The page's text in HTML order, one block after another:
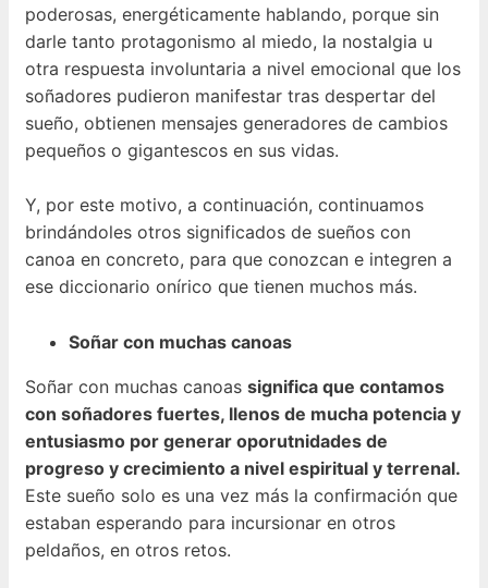
poderosas, energéticamente hablando, porque sin
darle tanto protagonismo al miedo, la nostalgia u
otra respuesta involuntaria a nivel emocional que los
soñadores pudieron manifestar tras despertar del
sueño, obtienen mensajes generadores de cambios
pequeños o gigantescos en sus vidas.
Y, por este motivo, a continuación, continuamos
brindándoles otros significados de sueños con
canoa en concreto, para que conozcan e integren a
ese diccionario onírico que tienen muchos más.
Soñar con muchas canoas
Soñar con muchas canoas significa que contamos
con soñadores fuertes, llenos de mucha potencia y
entusiasmo por generar oporutnidades de
progreso y crecimiento a nivel espiritual y terrenal.
Este sueño solo es una vez más la confirmación que
estaban esperando para incursionar en otros
peldaños, en otros retos.